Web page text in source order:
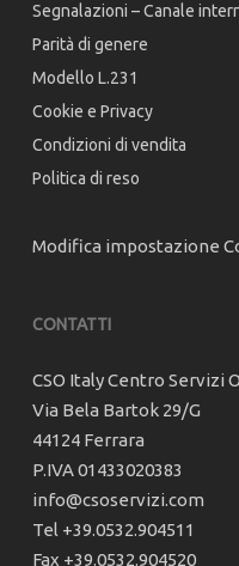
Segnalazioni – Canale
Parità di genere
Modello L.231
Cookie e Privacy
Condizioni di vendita
Politica di reso
Modifica impostazione
CONTATTI
CSO Italy Centro Servizi
Via Bela Bartok 29/G
44124 Ferrara
P.IVA 01433020383
info@csoservizi.com
Tel +39.0532.904511
Fax +39.0532.904520